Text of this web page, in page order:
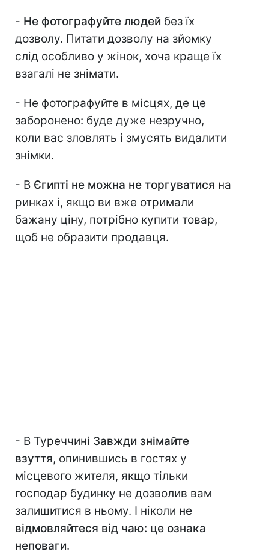
- Не фотографуйте людей без їх
дозволу. Питати дозволу на зйомку
слід особливо у жінок, хоча краще їх
взагалі не знімати.
- Не фотографуйте в місцях, де це
заборонено: буде дуже незручно,
коли вас зловлять і змусять видалити
знімки.
- В Єгипті не можна не торгуватися на
ринках і, якщо ви вже отримали
бажану ціну, потрібно купити товар,
щоб не образити продавця.
- В Туреччині Завжди знімайте
взуття, опинившись в гостях у
місцевого жителя, якщо тільки
господар будинку не дозволив вам
залишитися в ньому. І ніколи не
відмовляйтеся від чаю: це ознака
неповаги.